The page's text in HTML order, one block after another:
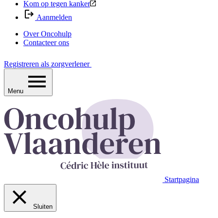
Kom op tegen kanker
Aanmelden
Over Oncohulp
Contacteer ons
Registreren als zorgverlener
Menu
Startpagina
Sluiten